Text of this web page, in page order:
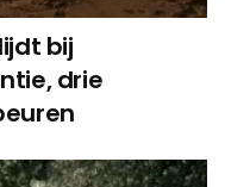
bij
drie